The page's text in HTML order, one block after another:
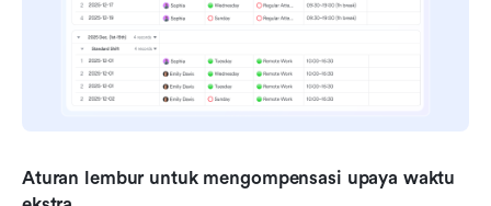
Aturan lembur untuk mengompensasi upaya waktu